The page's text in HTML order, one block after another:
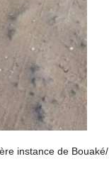
instance de Bouaké/